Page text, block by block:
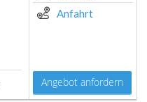
Anfahrt
Angebot anfordern